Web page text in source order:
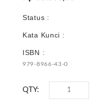
Status :
Kata Kunci :
ISBN :
979-8966-43-0
QTY: